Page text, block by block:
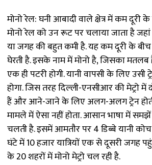
मोनो रेल: घनी आबादी वाले क्षेत्र में कम दूरी
मोनो रेल को उन रूट पर चलाया जाता है
या जगह की बहुत कमी है. यह कम दूरी के
घेरती है. इसके नाम में मोनो है, जिसका
एक ही पटरी होगी. यानी वापसी के लिए उसी
होगा. जिस तरह दिल्ली-एनसीआर की मेट्रो में
हैं और आने-जाने के लिए अलग-अलग ट्रेन
मामले में ऐसा नहीं होता. आसान भाषा में
चलती है. इसमें आमतौर पर 4 डिब्बे यानी
घंटे में 10 हजार यात्रियाें एक से दूसरी जगह
के 20 शहरों में मोनो मेट्रो चल रही है.